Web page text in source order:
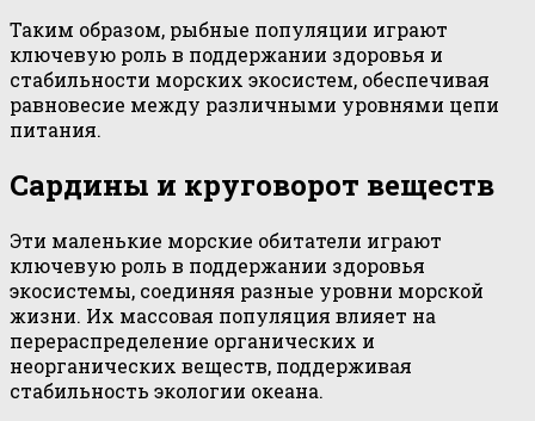
Таким образом, рыбные популяции играют
ключевую роль в поддержании здоровья и
стабильности морских экосистем, обеспечивая
равновесие между различными уровнями цепи
питания.
Сардины и круговорот веществ
Эти маленькие морские обитатели играют
ключевую роль в поддержании здоровья
экосистемы, соединяя разные уровни морской
жизни. Их массовая популяция влияет на
перераспределение органических и
неорганических веществ, поддерживая
стабильность экологии океана.